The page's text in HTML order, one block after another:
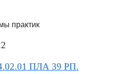
практик
ПЛА 39 РП.